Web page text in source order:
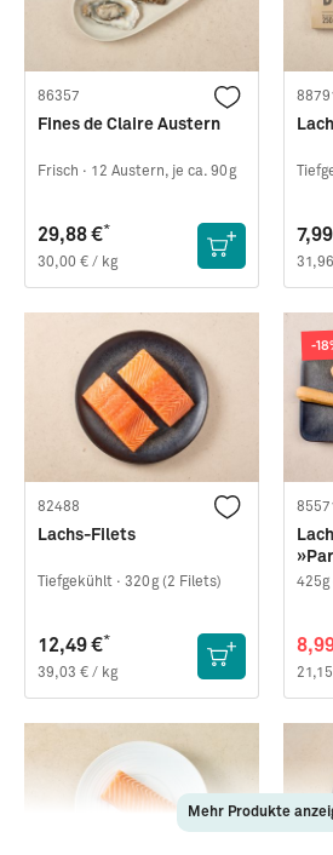
14,99 €*
53,54 € / kg
6,99
27,96
86357
Fines de Claire Austern
Frisch · 12 Austern, je ca. 90g
29,88 €*
30,00 € / kg
82488
Lachs-Filets
Tiefgekühlt · 320g (2 Filets)
12,49 €*
39,03 € / kg
-
425g
Mehr Produkte